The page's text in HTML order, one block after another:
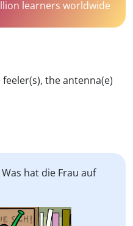
learners worldwide
the antenna(e)
hat die Frau auf